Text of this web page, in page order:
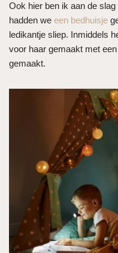
Ook hier ben ik aan de
hadden we een bedhuisje
ledikantje sliep. Inmiddels
voor haar gemaakt met
gemaakt.